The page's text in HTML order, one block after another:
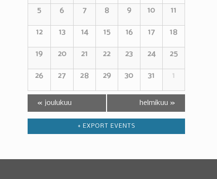
Events
5 6 7 8 9 10 11
12 13 14 15 16 17 18
19 20 21 22 23 24 25
26 27 28 29 30 31 1
« joulukuu helmikuu »
+ EXPORT EVENTS